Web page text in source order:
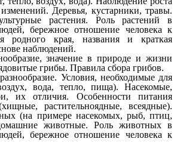
Деревья, кустарники, травы.
растения. Роль растений в
бережное отношение человека к
родного края, названия и краткая
наблюдений.
значение в природе и жизни
грибы. Правила сбора грибов.
Условия, необходимые для
вода, тепло, пища). Насекомые,
их отличия. Особенности питания
растительноядные, всеядные).
(на примере насекомых, рыб, птиц,
животные. Роль животных в
бережное отношение человека к